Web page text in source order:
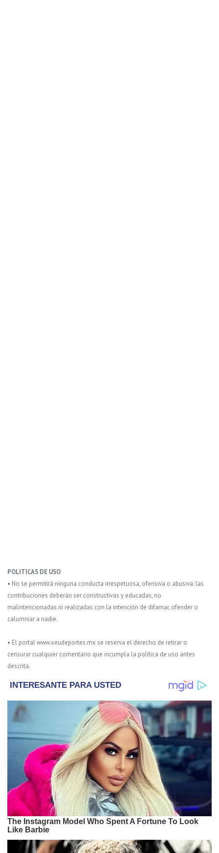
POLITICAS DE USO
• No se permitirá ninguna conducta irrespetuosa, ofensiva o abusiva: las
contribuciones deberán ser constructivas y educadas, no
malintencionadas ni realizadas con la intención de difamar, ofender o
calumniar a nadie.
• El portal www.xeudeportes.mx se reserva el derecho de retirar o
censurar cualquier comentario que incumpla la política de uso antes
descrita.